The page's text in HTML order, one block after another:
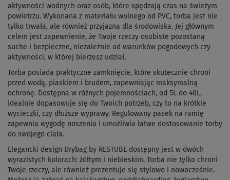
aktywności wodnych oraz osób, które spędzają czas na świeżym
powietrzu. Wykonana z materiału wolnego od PVC, torba jest nie
tylko trwała, ale również przyjazna dla środowiska. Jej głównym
celem jest zapewnienie, że Twoje rzeczy osobiste pozostaną
suche i bezpieczne, niezależnie od warunków pogodowych czy
aktywności, w której bierzesz udział.
Torba posiada praktyczne zamknięcie, które skutecznie chroni
przed wodą, piaskiem i brudem, zapewniając maksymalną
ochronę. Dostępna w różnych pojemnościach, od 5L do 40L,
idealnie dopasowuje się do Twoich potrzeb, czy to na krótkie
wycieczki, czy dłuższe wyprawy. Regulowany pasek na ramię
zapewnia wygodę noszenia i umożliwia łatwe dostosowanie torby
do swojego ciała.
Elegancki design Drybag by RESTUBE dostępny jest w dwóch
wyrazistych kolorach: żółtym i niebieskim. Torba nie tylko chroni
Twoje rzeczy, ale również prezentuje się stylowo i nowocześnie.